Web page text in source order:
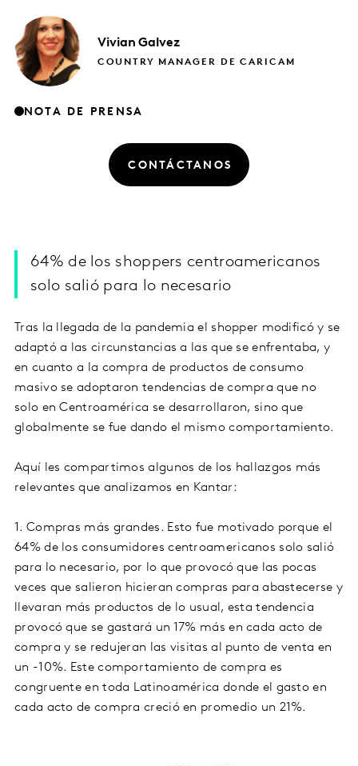
Vivian Galvez
COUNTRY MANAGER DE CARICAM
NOTA DE PRENSA
CONTÁCTANOS
64% de los shoppers centroamericanos
solo salió para lo necesario
Tras la llegada de la pandemia el shopper modificó y se
adaptó a las circunstancias a las que se enfrentaba, y
en cuanto a la compra de productos de consumo
masivo se adoptaron tendencias de compra que no
solo en Centroamérica se desarrollaron, sino que
globalmente se fue dando el mismo comportamiento.
Aquí les compartimos algunos de los hallazgos más
relevantes que analizamos en Kantar:
1. Compras más grandes. Esto fue motivado porque el
64% de los consumidores centroamericanos solo salió
para lo necesario, por lo que provocó que las pocas
veces que salieron hicieran compras para abastecerse y
llevaran más productos de lo usual, esta tendencia
provocó que se gastará un 17% más en cada acto de
compra y se redujeran las visitas al punto de venta en
un -10%. Este comportamiento de compra es
congruente en toda Latinoamérica donde el gasto en
cada acto de compra creció en promedio un 21%.